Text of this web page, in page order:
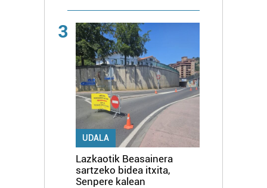
3
UDALA
Lazkaotik Beasainera
sartzeko bidea itxita,
Senpere kalean